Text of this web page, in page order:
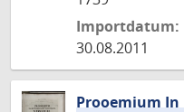
Importdatum:
30.08.2011
Prooemium In